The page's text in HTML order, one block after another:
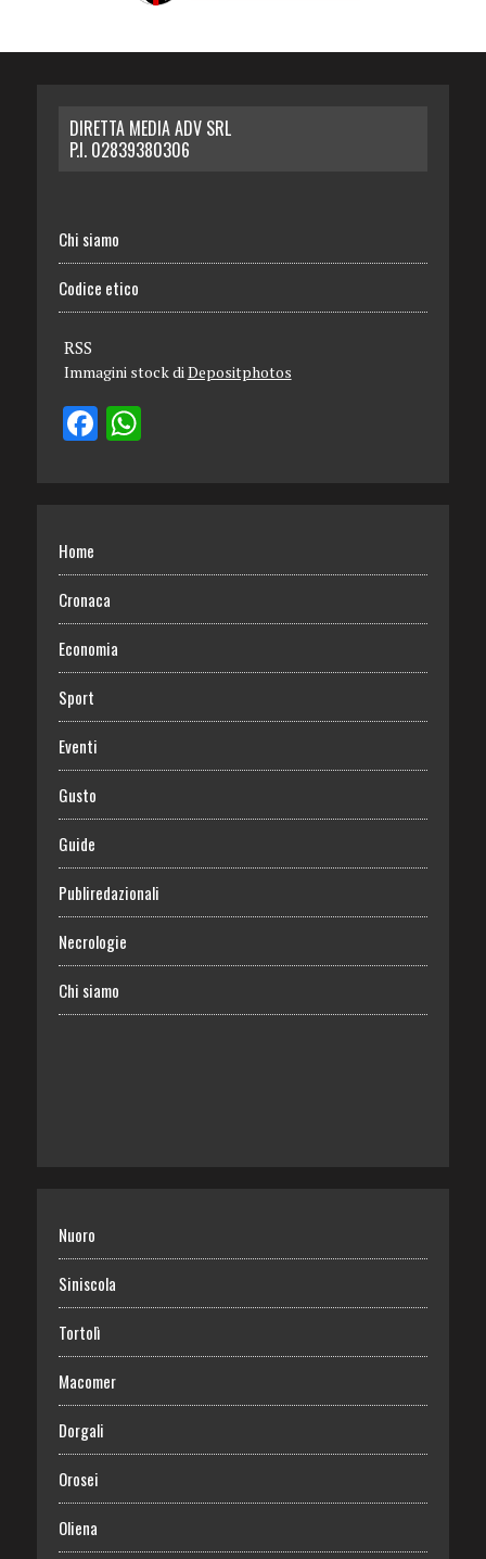
DIRETTA MEDIA ADV SRL
P.I. 02839380306
Chi siamo
Codice etico
RSS
Immagini stock di Depositphotos
Home
Cronaca
Economia
Sport
Eventi
Gusto
Guide
Publiredazionali
Necrologie
Chi siamo
Nuoro
Siniscola
Tortolì
Macomer
Dorgali
Orosei
Oliena